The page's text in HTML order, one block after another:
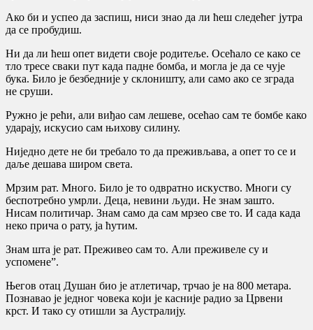
Ако би и успео да заспиш, ниси знао да ли ћеш следећег јутра
да се пробудиш.
Ни да ли ћеш опет видети своје родитеље. Осећало се како се
тло тресе сваки пут када падне бомба, и могла је да се чује
бука. Било је безбедније у склоништу, али само ако се зграда
не сруши.
Ружно је рећи, али виђао сам лешеве, осећао сам те бомбе како
ударају, искусио сам њихову силину.
Ниједно дете не би требало то да преживљава, а опет то се и
даље дешава широм света.
Мрзим рат. Много. Било је то одвратно искуство. Многи су
беспотребно умрли. Деца, невини људи. Не знам зашто.
Нисам политичар. Знам само да сам мрзео све то. И сада када
неко прича о рату, ја ћутим.
Знам шта је рат. Преживео сам то. Али преживеле су и
успомене”.
Његов отац Душан био је атлетичар, трчао је на 800 метара.
Познавао је једног човека који је касније радио за Црвени
крст. И тако су отишли за Аустралију.